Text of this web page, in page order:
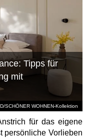
SCHÖNER WOHNEN-Kollektion
Tipps für
mit
für das eigene
persönliche Vorlieben